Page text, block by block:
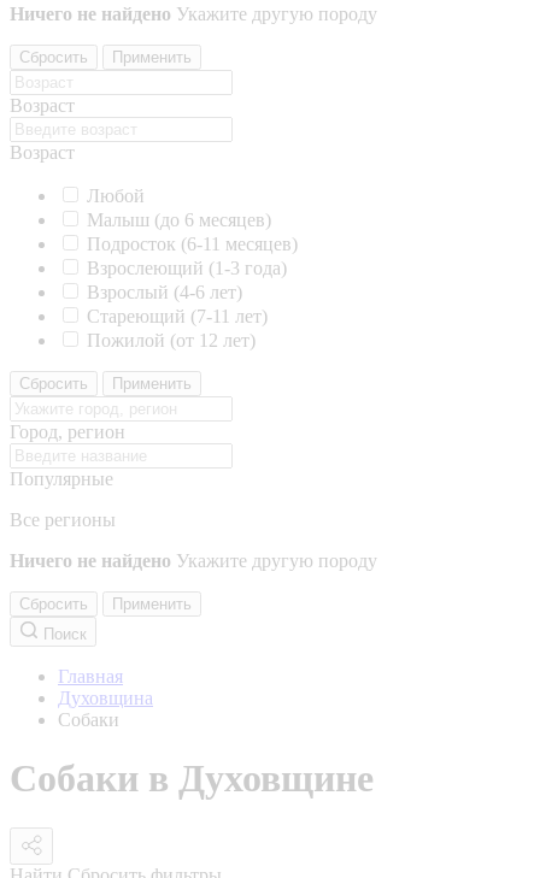
Ничего не найдено Укажите другую породу
Сбросить Применить
Возраст
Возраст
Любой
Малыш (до 6 месяцев)
Подросток (6-11 месяцев)
Взрослеющий (1-3 года)
Взрослый (4-6 лет)
Стареющий (7-11 лет)
Пожилой (от 12 лет)
Сбросить Применить
Город, регион
Популярные
Все регионы
Ничего не найдено Укажите другую породу
Сбросить
Применить
Поиск
Главная
Духовщина
Собаки
Собаки в Духовщине